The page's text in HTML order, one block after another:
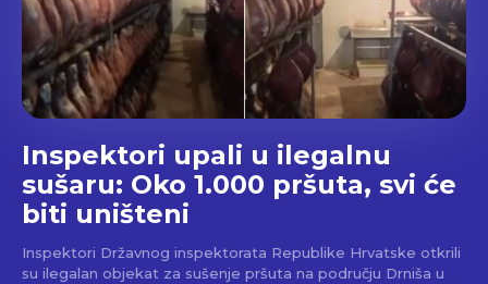
Inspektori upali u ilegalnu
sušaru: Oko 1.000 pršuta, svi će
biti uništeni
Inspektori Državnog inspektorata Republike Hrvatske otkrili
su ilegalan objekat za sušenje pršuta na području Drniša u